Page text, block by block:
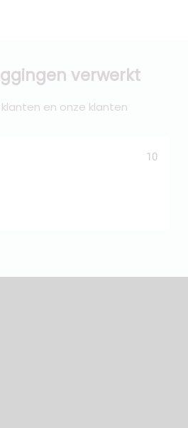
verwerkt
en onze klanten
10